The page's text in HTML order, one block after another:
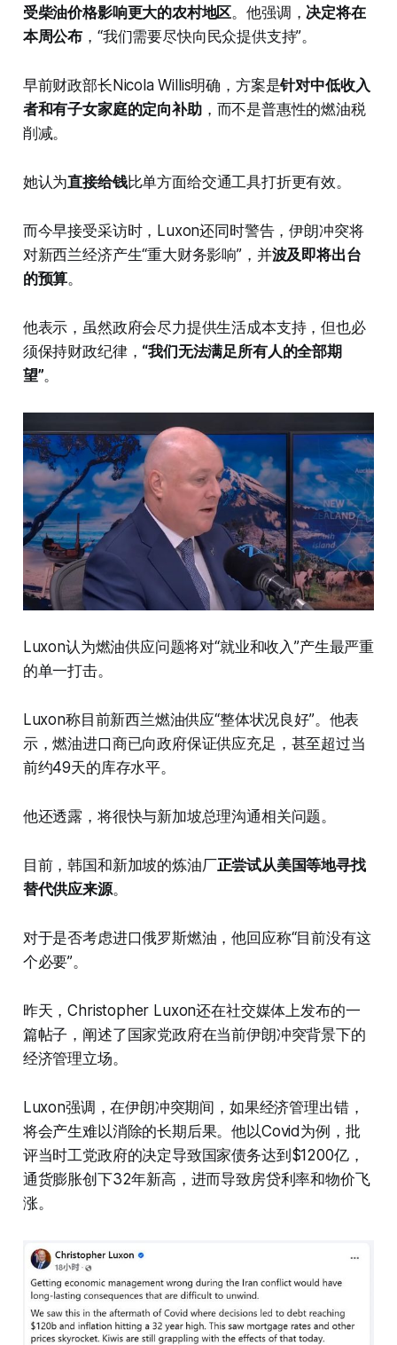
受柴油价格影响更大的农村地区。他强调， 决定将在
本周公布 ，“我们需要尽快向民众提供支持”。
早前财政部长Nicola Willis明确，方案是针对中低收入
者和有子女家庭的定向补助，而不是普惠性的燃油税
削减。
她认为直接给钱比单方面给交通工具打折更有效。
而今早接受采访时，Luxon还同时警告，伊朗冲突将
对新西兰经济产生“重大财务影响”，并波及即将出台
的预算。
他表示，虽然政府会尽力提供生活成本支持，但也必
须保持财政纪律， “我们无法满足所有人的全部期
望”。
Luxon认为燃油供应问题将对“就业和收入”产生最严重
的单一打击。
Luxon称目前新西兰燃油供应“整体状况良好”。他表
示，燃油进口商已向政府保证供应充足，甚至超过当
前约49天的库存水平。
他还透露，将很快与新加坡总理沟通相关问题。
目前，韩国和新加坡的炼油厂正尝试从美国等地寻找
替代供应来源。
对于是否考虑进口俄罗斯燃油，他回应称“目前没有这
个必要”。
昨天，Christopher Luxon还在社交媒体上发布的一
篇帖子，阐述了国家党政府在当前伊朗冲突背景下的
经济管理立场。
Luxon强调，在伊朗冲突期间，如果经济管理出错，
将会产生难以消除的长期后果。他以Covid为例，批
评当时工党政府的决定导致国家债务达到$1200亿，
通货膨胀创下32年新高，进而导致房贷利率和物价飞
涨。